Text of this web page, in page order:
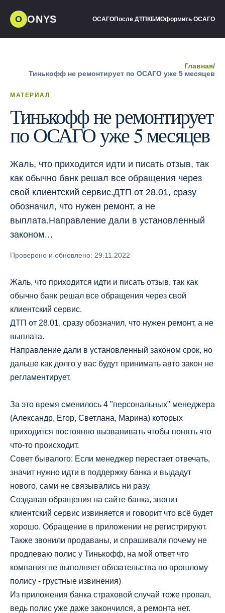
О ONYS ОСАГОПосле ДТП КБМОформить ОСАГО
Главная/
Тинькофф не ремонтирует по ОСАГО уже 5 месяцев
МАТЕРИАЛ
Тинькофф не ремонтирует
по ОСАГО уже 5 месяцев
Жаль, что приходится идти и писать отзыв, так
как обычно банк решал все обращения через
свой клиентский сервис.ДТП от 28.01, сразу
обозначил, что нужен ремонт, а не
выплата.Направление дали в установленный
законом…
Проверено и обновлено: 29.11.2022
Жаль, что приходится идти и писать отзыв, так как
обычно банк решал все обращения через свой
клиентский сервис.
ДТП от 28.01, сразу обозначил, что нужен ремонт, а не
выплата.
Направление дали в установленный законом срок, но
дальше как долго у вас будут принимать авто закон не
регламентирует.
За это время сменилось 4 "персональных" менеджера
(Александр, Егор, Светлана, Марина) которых
приходится постоянно вызванивать чтобы понять что
что-то происходит.
Совет бывалого: Если менеджер перестает отвечать,
значит нужно идти в поддержку банка и выдадут
нового, сами не связывались ни разу.
Создавая обращения на сайте банка, звонит
клиентский сервис извиняется и говорит что всё будет
хорошо. Обращение в приложении не регистрируют.
Также звонили продаваны, и спрашивали почему не
продлеваю полис у Тинькофф, на мой ответ что
компания не выполняет обязательства по прошлому
полису - грустные извинения)
Из приложения банка страховой случай тоже пропал,
ведь полис уже даже закончился, а ремонта нет.